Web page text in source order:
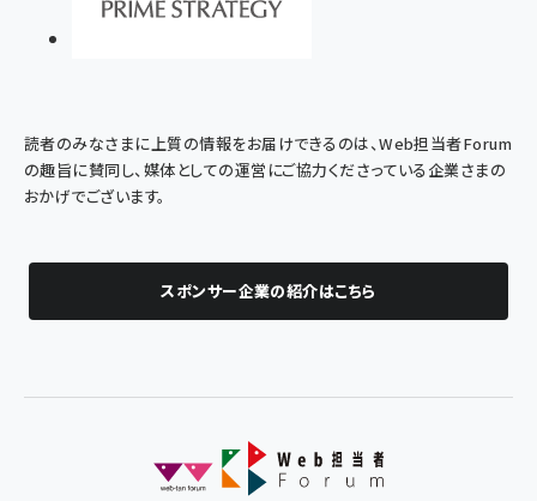
読者のみなさまに上質の情報をお届けできるのは、Web担当者Forum
の趣旨に賛同し、媒体としての運営にご協力くださっている企業さまの
おかげでございます。
スポンサー企業の紹介はこちら